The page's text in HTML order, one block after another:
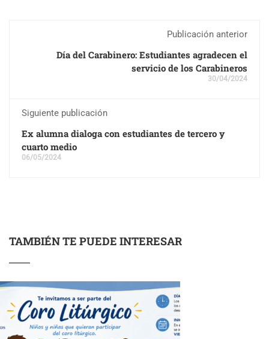
Publicación anterior
Día del Carabinero: Estudiantes agradecen el
servicio de los Carabineros
30/04/2024
Siguiente publicación
Ex alumna dialoga con estudiantes de tercero y
cuarto medio
06/05/2024
TAMBIÉN TE PUEDE INTERESAR